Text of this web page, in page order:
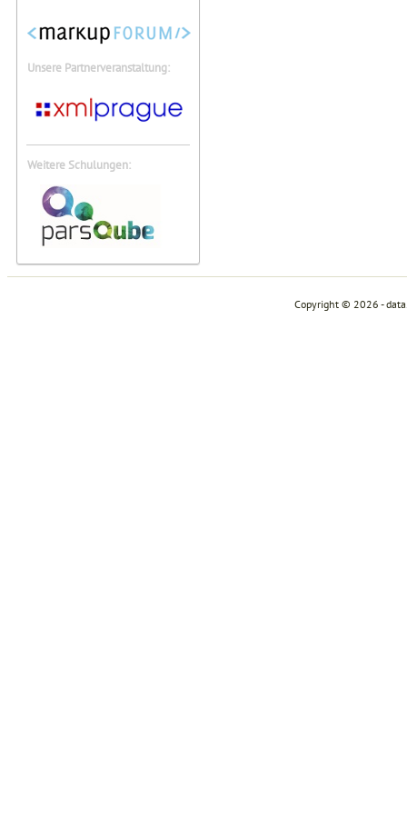
Unsere Partnerveranstaltung:
Weitere Schulungen:
Copyright © 2026 -